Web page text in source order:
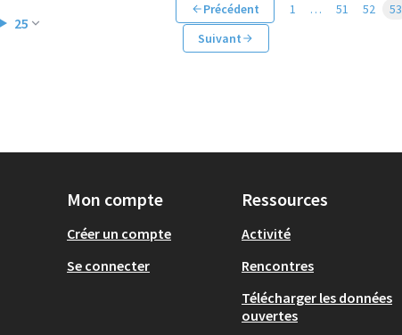
25
Précédent 1 … 51 52 53
Suivant
Mon compte
Créer un compte
Se connecter
Ressources
Activité
Rencontres
Télécharger les données
ouvertes